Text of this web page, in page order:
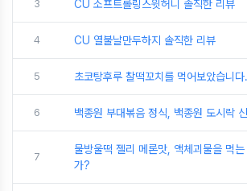
3 CU 소프트롤링스윗허니 솔직한 리뷰
4 CU 열불날만두하지 솔직한 리뷰
5 초코탕후루 찰떡꼬치를 먹어보았습니다.
6 백종원 부대볶음 정식, 백종원 도시락
7
물방울떡 젤리 메론맛, 액체괴물을 먹
가?